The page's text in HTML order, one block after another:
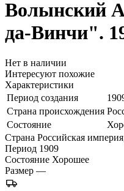
Волынский
да-Винчи".
Нет в наличии
Интересуют похожие
Характеристики
Период создания
Страна происхождения
Состояние
Страна Российская
Период 1909
Состояние Хорошее
Размер —